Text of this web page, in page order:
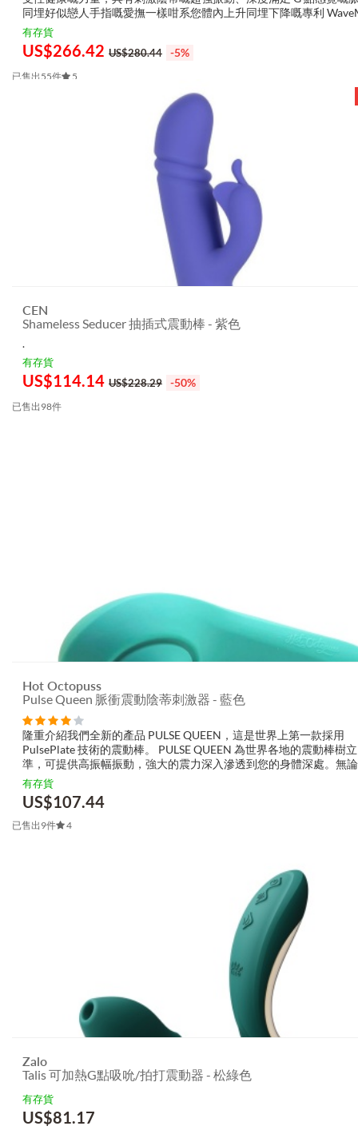
同埋好似戀人手指嘅愛撫一樣咁系您體內上升同埋下降嘅專利
技術，SORAYA WAVE 是一種三重威脅，讓浪潮嘅高潮一次又一次
有存貨
US$266.42 US$280.44 -5%
已售出55件 5
CEN
Shameless Seducer 抽插式震動棒 - 紫色
.
有存貨
US$114.14 US$228.29 -50%
已售出98件
Hot Octopuss
Pulse Queen 脈衝震動陰蒂刺激器 - 藍色
隆重介紹我們全新的產品 PULSE QUEEN，這是世界上第一款採用
PulsePlate 技術的震動棒。 PULSE QUEEN 為世界各地的震動棒樹
準，可提供高振幅振動，強大的震力深入滲透到您的身體深處。無
手還是經驗豐富的老手，PULSE QUEEN 都會讓您進入一個您從未到
有存貨
US$107.44
已售出9件 4
Zalo
Talis 可加熱G點吸吮/拍打震動器 - 松綠色
有存貨
US$81.17